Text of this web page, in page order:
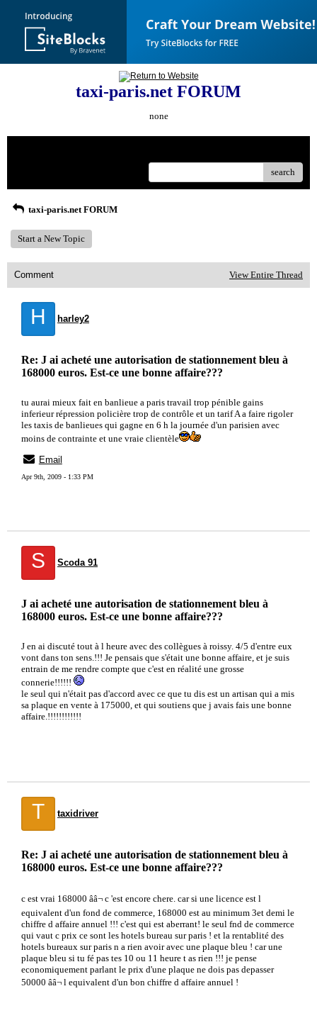
taxi-paris.net FORUM
none
search
taxi-paris.net FORUM
Start a New Topic
Comment View Entire Thread
H harley2
Re: J ai acheté une autorisation de stationnement bleu à
168000 euros. Est-ce une bonne affaire???
tu aurai mieux fait en banlieue a paris travail trop pénible gains
inferieur répression policière trop de contrôle et un tarif A a faire rigoler
les taxis de banlieues qui gagne en 6 h la journée d'un parisien avec
moins de contrainte et une vraie clientèle
Email
Apr 9th, 2009 - 1:33 PM
S Scoda 91
J ai acheté une autorisation de stationnement bleu à
168000 euros. Est-ce une bonne affaire???
J en ai discuté tout à l heure avec des collègues à roissy. 4/5 d'entre eux
vont dans ton sens.!!! Je pensais que s'était une bonne affaire, et je suis
entrain de me rendre compte que c'est en réalité une grosse
connerie!!!!!!
le seul qui n'était pas d'accord avec ce que tu dis est un artisan qui a mis
sa plaque en vente à 175000, et qui soutiens que j avais fais une bonne
affaire.!!!!!!!!!!!!
T taxidriver
Re: J ai acheté une autorisation de stationnement bleu à
168000 euros. Est-ce une bonne affaire???
c est vrai 168000 ââ¬ c 'est encore chere. car si une licence est l
equivalent d'un fond de commerce, 168000 est au minimum 3et demi le
chiffre d affaire annuel !!! c'est qui est aberrant! le seul fnd de commerce
qui vaut c prix ce sont les hotels bureau sur paris ! et la rentablité des
hotels bureaux sur paris n a rien avoir avec une plaque bleu ! car une
plaque bleu si tu fé pas tes 10 ou 11 heure t as rien !!! je pense
economiquement parlant le prix d'une plaque ne dois pas depasser
50000 ââ¬ l equivalent d'un bon chiffre d affaire annuel !